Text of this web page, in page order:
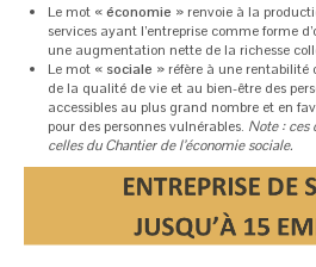
Le mot «économie » renvoie à la
services ayant l’entreprise comme forme
une augmentation nette de la richesse
Le mot « sociale » réfère à une rentabilité
de la qualité de vie et au bien-être des
accessibles au plus grand nombre et en
pour des personnes vulnérables. Note : ces
celles du Chantier de l’économie sociale.